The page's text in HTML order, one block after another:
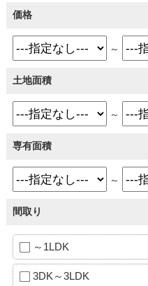
価格
～
土地面積
～
専有面積
～
間取り
～1LDK
3DK～3LDK